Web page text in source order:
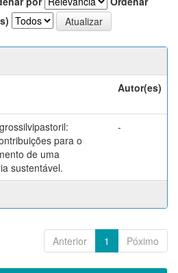
Autor(es)
para o
de uma
sustentável.
-
Anterior 1 Póximo